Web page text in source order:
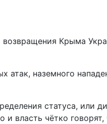
Крыма
наземного
статуса, или
и власть чётко